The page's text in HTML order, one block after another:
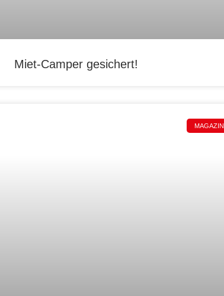
Miet-Camper gesichert!
MAGAZIN